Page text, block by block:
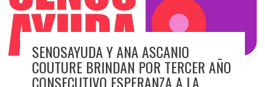
SENOSAYUDA Y ANA ASCANIO
COUTURE BRINDAN POR TERCER AÑO
CONSECUTIVO ESPERANZA A LA